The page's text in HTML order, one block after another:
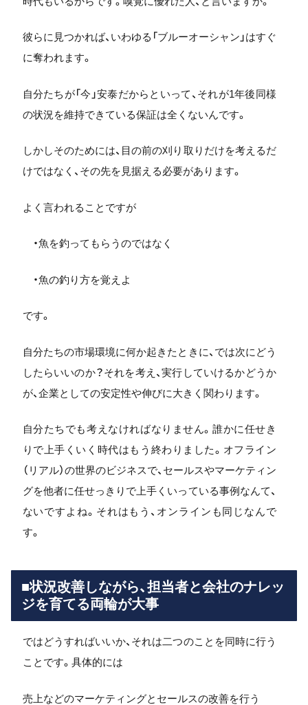
彼らに見つかれば、いわゆる「ブルーオーシャン」はすぐ
に奪われます。
自分たちが「今」安泰だからといって、それが1年後同様
の状況を維持できている保証は全くないんです。
しかしそのためには、目の前の刈り取りだけを考えるだ
けではなく、その先を見据える必要があります。
よく言われることですが
・魚を釣ってもらうのではなく
・魚の釣り方を覚えよ
です。
自分たちの市場環境に何か起きたときに、では次にどう
したらいいのか？それを考え、実行していけるかどうか
が、企業としての安定性や伸びに大きく関わります。
自分たちでも考えなければなりません。誰かに任せき
りで上手くいく時代はもう終わりました。オフライン
（リアル）の世界のビジネスで、セールスやマーケティン
グを他者に任せっきりで上手くいっている事例なんて、
ないですよね。それはもう、オンラインも同じなんで
す。
■状況改善しながら、担当者と会社のナレッ
ジを育てる両輪が大事
ではどうすればいいか、それは二つのことを同時に行う
ことです。具体的には
売上などのマーケティングとセールスの改善を行う